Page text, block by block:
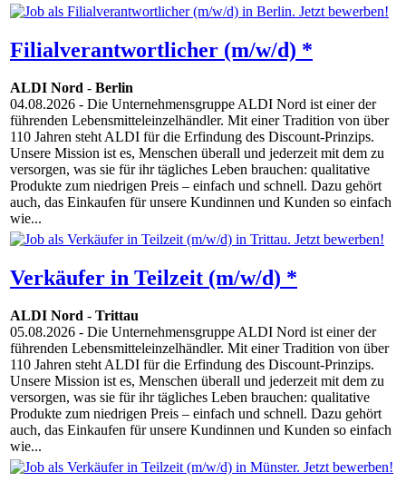
Filialverantwortlicher (m/w/d) *
ALDI Nord - Berlin
04.08.2026 - Die Unternehmensgruppe ALDI Nord ist einer der
führenden Lebensmitteleinzelhändler. Mit einer Tradition von über
110 Jahren steht ALDI für die Erfindung des Discount-Prinzips.
Unsere Mission ist es, Menschen überall und jederzeit mit dem zu
versorgen, was sie für ihr tägliches Leben brauchen: qualitative
Produkte zum niedrigen Preis – einfach und schnell. Dazu gehört
auch, das Einkaufen für unsere Kundinnen und Kunden so einfach
wie...
Verkäufer in Teilzeit (m/w/d) *
ALDI Nord - Trittau
05.08.2026 - Die Unternehmensgruppe ALDI Nord ist einer der
führenden Lebensmitteleinzelhändler. Mit einer Tradition von über
110 Jahren steht ALDI für die Erfindung des Discount-Prinzips.
Unsere Mission ist es, Menschen überall und jederzeit mit dem zu
versorgen, was sie für ihr tägliches Leben brauchen: qualitative
Produkte zum niedrigen Preis – einfach und schnell. Dazu gehört
auch, das Einkaufen für unsere Kundinnen und Kunden so einfach
wie...